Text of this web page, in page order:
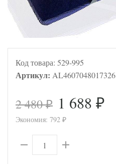
Код товара: 529-995
Артикул: AL4607048017326
2 480₽ 1 688 ₽
Экономия: 792 ₽